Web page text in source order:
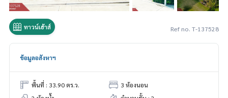
ทาวน์เฮ้าส์ Ref no. T-137528
ข้อมูลอสังหาฯ
พื้นที่ : 33.90 ตร.ว.
3 ห้องนอน